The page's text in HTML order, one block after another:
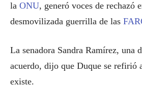
la ONU, generó voces de rechazó
desmovilizada guerrilla de las
La senadora Sandra Ramírez, una
acuerdo, dijo que Duque se refirió
existe.